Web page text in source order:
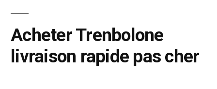
Acheter Trenbolone
livraison rapide pas cher